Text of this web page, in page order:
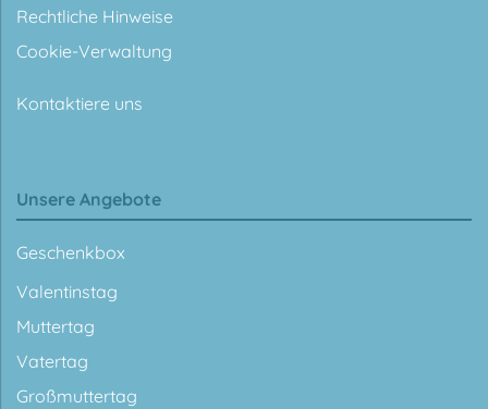
Rechtliche Hinweise
Cookie-Verwaltung
Kontaktiere uns
Unsere Angebote
Geschenkbox
Valentinstag
Muttertag
Vatertag
Großmuttertag